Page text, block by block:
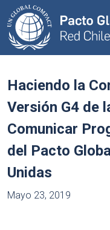
Haciendo la
Versión G4 de
Comunicar
del Pacto
Unidas
Mayo 23, 2019